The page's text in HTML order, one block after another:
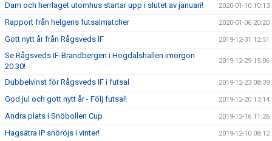
Dam och herrlaget utomhus startar upp i slutet av januari! 2020-01-10 10:13
Rapport från helgens futsalmatcher 2020-01-06 20:20
Gott nytt år från Rågsveds IF 2019-12-31 12:51
Se Rågsveds IF-Brandbergen i Högdalshallen imorgon
20.30!
2019-12-29 15:06
Dubbelvinst för Rågsveds IF i futsal 2019-12-23 08:39
God jul och gott nytt år - Följ futsal! 2019-12-20 13:14
Andra plats i Snöbollen Cup 2019-12-16 11:26
Hagsätra IP snöröjs i vinter! 2019-12-10 08:12